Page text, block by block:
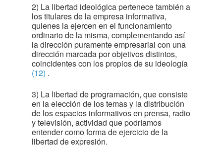
2) La libertad ideológica pertenece también a
los titulares de la empresa informativa,
quienes la ejercen en el funcionamiento
ordinario de la misma, complementando así
la dirección puramente empresarial con una
dirección marcada por objetivos distintos,
coincidentes con los propios de su ideología
(12) .
3) La libertad de programación, que consiste
en la elección de los temas y la distribución
de los espacios informativos en prensa, radio
y televisión, actividad que podríamos
entender como forma de ejercicio de la
libertad de expresión.